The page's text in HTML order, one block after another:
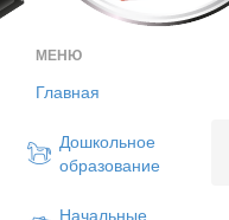
МЕНЮ
Главная
Дошкольное
образование
Начальные